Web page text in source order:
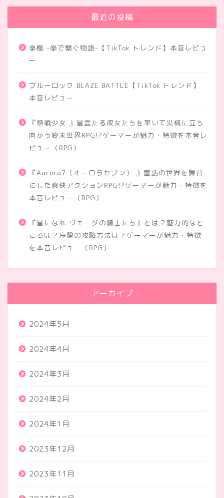
最近の投稿
拳極 -拳で繋ぐ物語-【TikTok トレンド】本音レビュ
ー
ブルーロック BLAZE BATTLE【TikTok トレンド】
本音レビュー
『熱戦少女 』星霊たる彼女たちを率いて災械に立ち
向かう終末世界RPG!?ゲーマーが魅力・特徴を本音レ
ビュー（RPG）
『Aurora7（オーロラセブン） 』童話の世界を舞台
にした爽快アクションRPG!?ゲーマーが魅力・特徴を
本音レビュー（RPG）
『星になれ ヴェーダの騎士たち』とは？魅力的なと
ころは？序盤の攻略方法は？ゲーマーが魅力・特徴
を本音レビュー（RPG）
アーカイブ
2024年5月
2024年4月
2024年3月
2024年2月
2024年1月
2023年12月
2023年11月